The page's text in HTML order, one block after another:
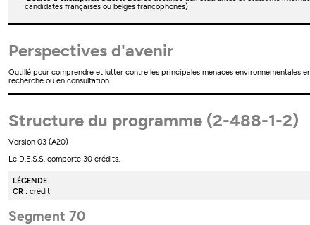
candidates françaises ou belges francophones)
Perspectives d'avenir
Outillé pour comprendre et lutter contre les principales menaces environnementales
recherche ou en consultation.
Structure du programme (2-488-1-2)
Version 03 (A20)
Le D.E.S.S. comporte 30 crédits.
LÉGENDE
CR : crédit
Segment 70